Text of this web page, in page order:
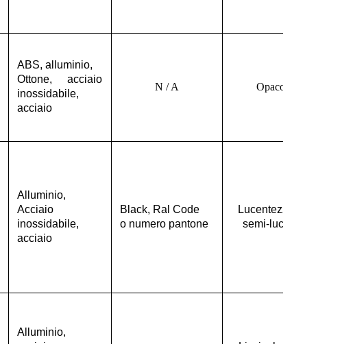
ABS, alluminio,
Ottone, acciaio
inossidabile,
acciaio
N / A Opaco
Alluminio,
Acciaio
inossidabile,
acciaio
Black, Ral Code
o numero pantone
Lucentezza o
semi-lucido
Alluminio,